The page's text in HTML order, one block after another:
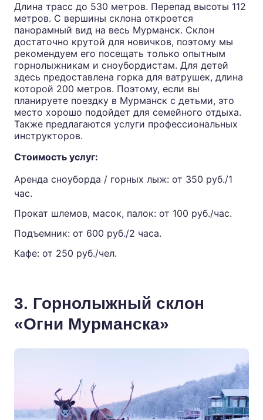
Длина трасс до 530 метров. Перепад высоты 112
метров. С вершины склона откроется
панорамный вид на весь Мурманск. Склон
достаточно крутой для новичков, поэтому мы
рекомендуем его посещать только опытным
горнолыжникам и сноубордистам. Для детей
здесь предоставлена горка для ватрушек, длина
которой 200 метров. Поэтому, если вы
планируете поездку в Мурманск с детьми, это
место хорошо подойдет для семейного отдыха.
Также предлагаются услуги профессиональных
инструкторов.
Стоимость услуг:
Аренда сноуборда / горных лыж: от 350 руб./1
час.
Прокат шлемов, масок, палок: от 100 руб./час.
Подъемник: от 600 руб./2 часа.
Кафе: от 250 руб./чел.
3. Горнолыжный склон
«Огни Мурманска»